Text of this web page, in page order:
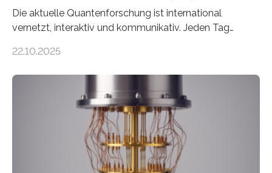
Die aktuelle Quantenforschung ist international
vernetzt, interaktiv und kommunikativ. Jeden Tag
oft von Autor*innen, die eng zusammenarbeiten. Neue
werden schnell weiterentwickelt. Dies ist der Alltag in
der Forschung der Quantentheorie, die dieses Jahr 100
Jahre alt geworden ist, weshalb die UNESCO 2025 zum
Internationalen Jahr der Quantenwissenschaft und -
technologie ausgerufen hat. Doch nun hat eine
22.10.2025